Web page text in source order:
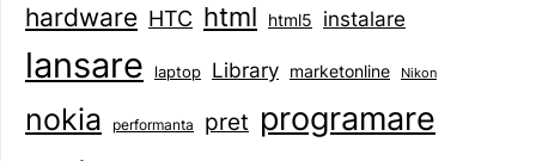
hardware HTC html html5 instalare
lansare laptop Library marketonline Nikon
nokia performanta pret programare